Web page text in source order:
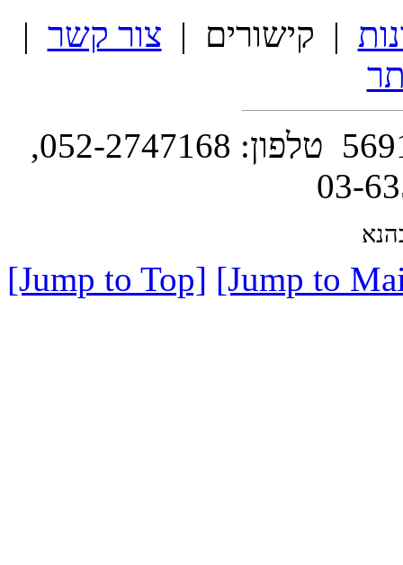
| קישורים | צור קשר |
השושנה 14 , ת.ד. 130 סביון 5691502 טלפון: 052-2747168,
[Jump to Top] [Jump to